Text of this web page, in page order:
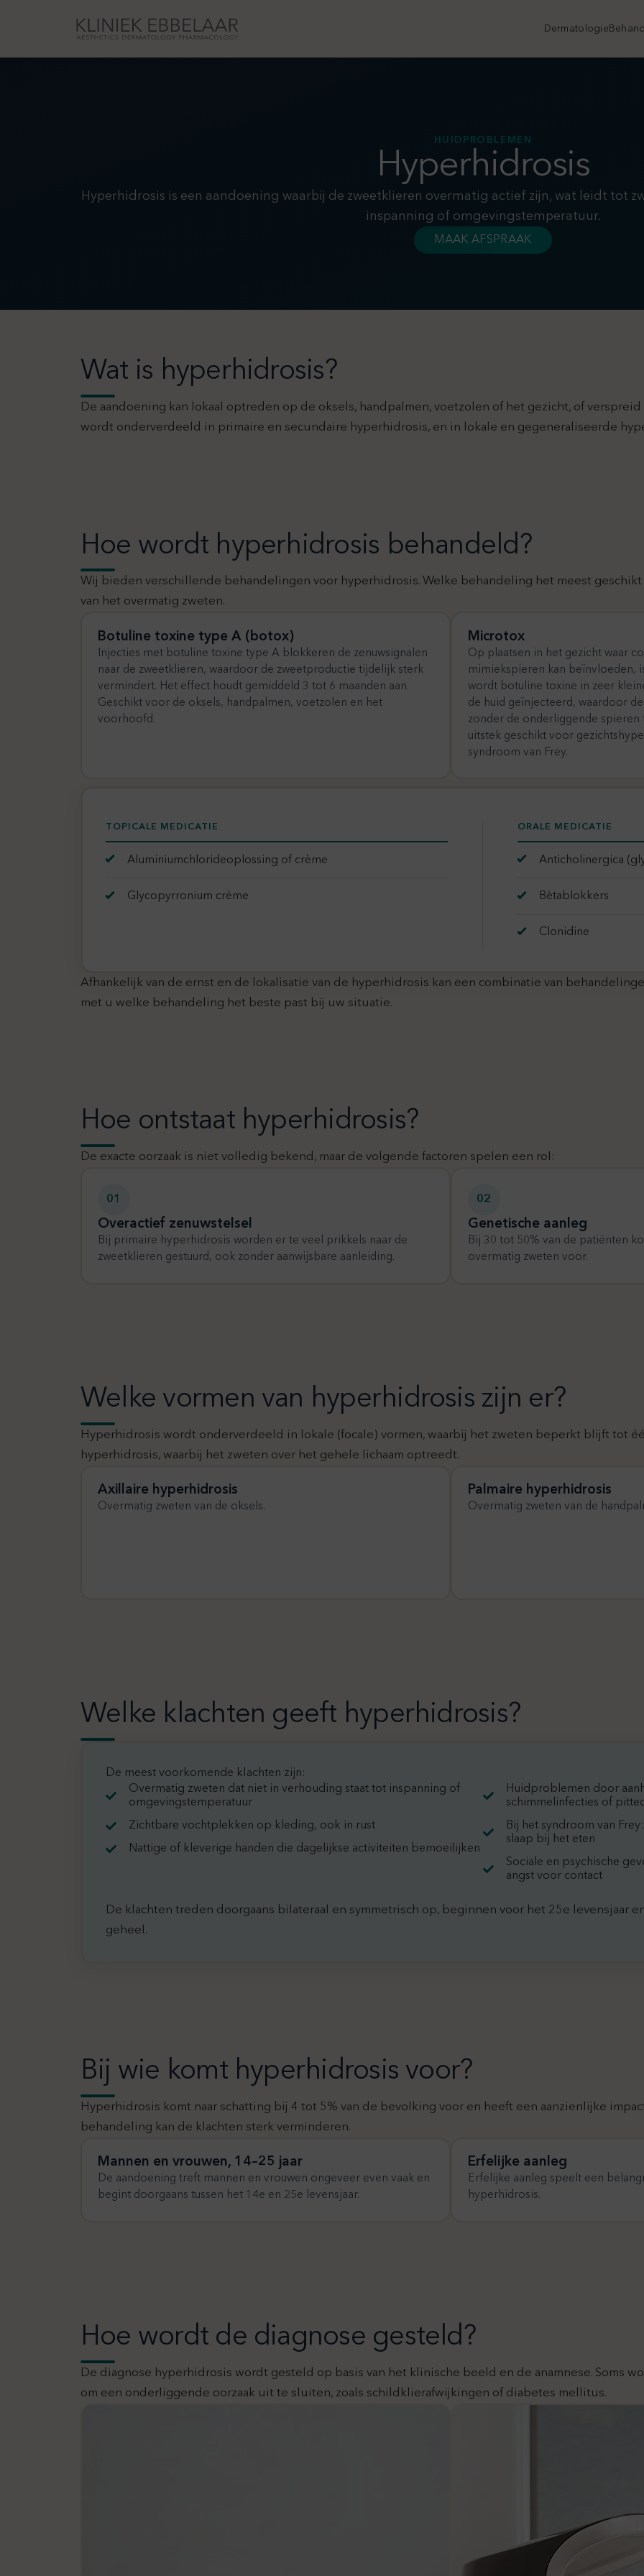
Dermatologie
HUIDPROBLEMEN
Hyperhidrosis
Hyperhidrosis is een aandoening waarbij de zweetklieren overmatig actief zijn, wat leidt tot
inspanning of omgevingstemperatuur.
MAAK AFSPRAAK
Wat is hyperhidrosis?
De aandoening kan lokaal optreden op de oksels, handpalmen, voetzolen of het gezicht, of
wordt onderverdeeld in primaire en secundaire hyperhidrosis, en in lokale en gegeneraliseerde
Hoe wordt hyperhidrosis behandeld?
Wij bieden verschillende behandelingen voor hyperhidrosis. Welke behandeling het meest geschikt
van het overmatig zweten.
Botuline toxine type A (botox)
Injecties met botuline toxine type A blokkeren de zenuwsignalen
naar de zweetklieren, waardoor de zweetproductie tijdelijk sterk
vermindert. Het effect houdt gemiddeld 3 tot 6 maanden aan.
Geschikt voor de oksels, handpalmen, voetzolen en het
voorhoofd.
Microtox
Op plaatsen in het gezicht waar
mimiekspieren kan beïnvloeden,
wordt botuline toxine in zeer
de huid geïnjecteerd, waardoor
zonder de onderliggende
uitstek geschikt voor
syndroom van Frey.
TOPICALE MEDICATIE
Aluminiumchlorideoplossing of crème
Glycopyrronium crème
ORALE MEDICATIE
Anticholinergica
Bètablokkers
Clonidine
Afhankelijk van de ernst en de lokalisatie van de hyperhidrosis kan een combinatie van
met u welke behandeling het beste past bij uw situatie.
Hoe ontstaat hyperhidrosis?
De exacte oorzaak is niet volledig bekend, maar de volgende factoren spelen een rol:
01
Overactief zenuwstelsel
Bij primaire hyperhidrosis worden er te veel prikkels naar de
zweetklieren gestuurd, ook zonder aanwijsbare aanleiding.
02
Genetische aanleg
Bij 30 tot 50% van de patiënten
overmatig zweten voor.
Welke vormen van hyperhidrosis zijn er?
Hyperhidrosis wordt onderverdeeld in lokale (focale) vormen, waarbij het zweten beperkt blijft tot
hyperhidrosis, waarbij het zweten over het gehele lichaam optreedt.
Axillaire hyperhidrosis
Overmatig zweten van de oksels.
Palmaire hyperhidrosis
Overmatig zweten van de
Welke klachten geeft hyperhidrosis?
De meest voorkomende klachten zijn:
Overmatig zweten dat niet in verhouding staat tot inspanning of
omgevingstemperatuur
Zichtbare vochtplekken op kleding, ook in rust
Nattige of kleverige handen die dagelijkse activiteiten bemoeilijken
Huidproblemen door
schimmelinfecties of
Bij het syndroom van
slaap bij het eten
Sociale en psychische
angst voor contact
De klachten treden doorgaans bilateraal en symmetrisch op, beginnen voor het 25e levensjaar
geheel.
Bij wie komt hyperhidrosis voor?
Hyperhidrosis komt naar schatting bij 4 tot 5% van de bevolking voor en heeft een aanzienlijke
behandeling kan de klachten sterk verminderen.
Mannen en vrouwen, 14–25 jaar
De aandoening treft mannen en vrouwen ongeveer even vaak en
begint doorgaans tussen het 14e en 25e levensjaar.
Erfelijke aanleg
Erfelijke aanleg speelt een
hyperhidrosis.
Hoe wordt de diagnose gesteld?
De diagnose hyperhidrosis wordt gesteld op basis van het klinische beeld en de anamnese. Soms
om een onderliggende oorzaak uit te sluiten, zoals schildklierafwijkingen of diabetes mellitus.